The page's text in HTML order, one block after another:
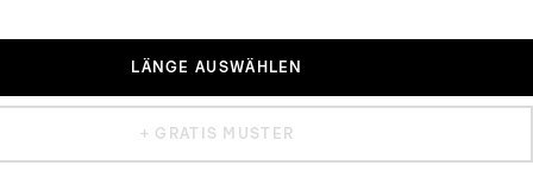
LÄNGE AUSWÄHLEN
+ GRATIS MUSTER